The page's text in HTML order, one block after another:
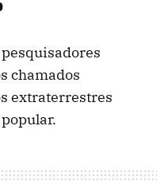
chamados
extraterrestres